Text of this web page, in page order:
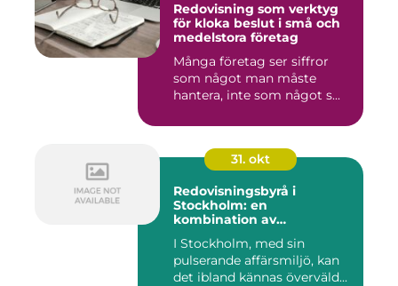
Redovisning som verktyg
för kloka beslut i små och
medelstora företag
Många företag ser siffror
som något man måste
hantera, inte som något s...
31. okt
Redovisningsbyrå i
Stockholm: en
kombination av
personlig service
I Stockholm, med sin
pulserande affärsmiljö, kan
det ibland kännas överväld...